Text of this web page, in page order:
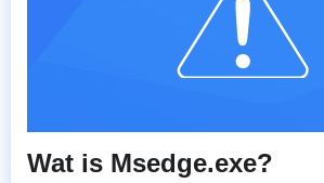
Wat is Msedge.exe?